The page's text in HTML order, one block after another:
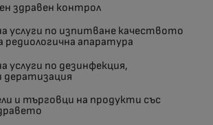
здравен контрол
услуги по изпитване качеството
редиологична апаратура
услуги по дезинфекция,
дератизация
и търговци на продукти със